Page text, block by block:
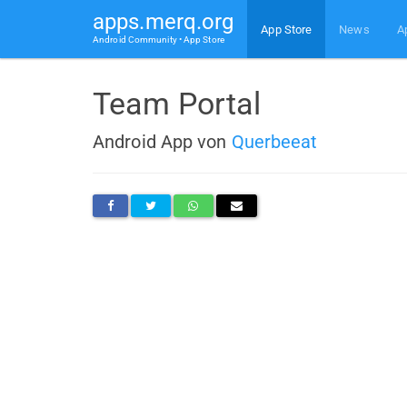
apps.merq.org
Android Community • App Store
App Store News
Team Portal
Android App von Querbeeat